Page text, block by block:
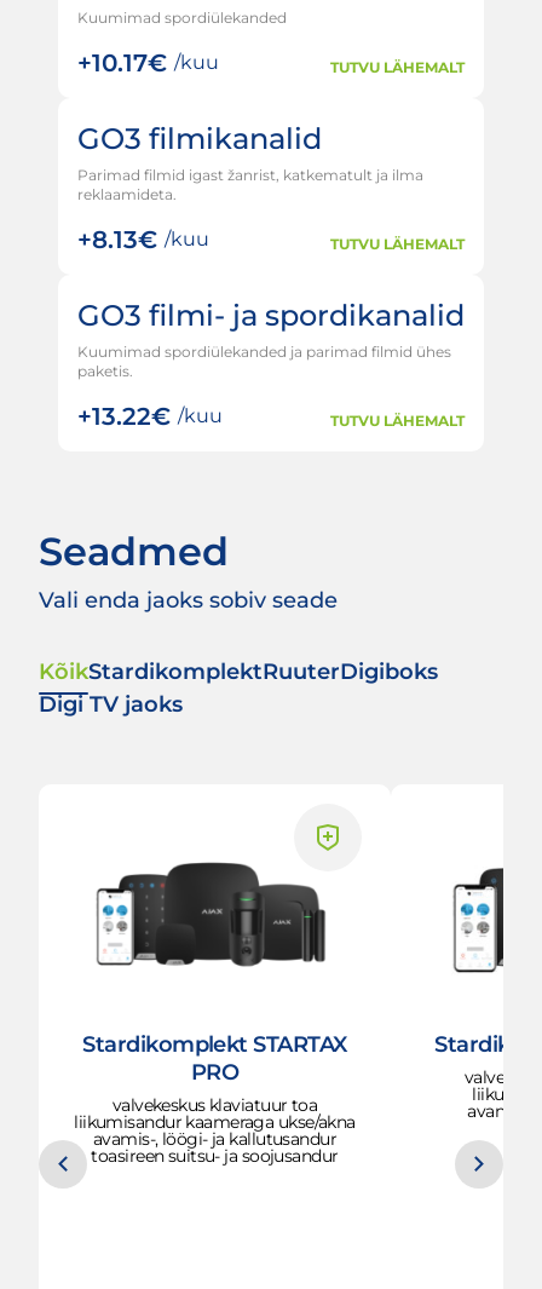
Kuumimad spordiülekanded
+10.17€ /kuu TUTVU LÄHEMALT
GO3 filmikanalid
Parimad filmid igast žanrist, katkematult ja ilma
reklaamideta.
+8.13€ /kuu TUTVU LÄHEMALT
GO3 filmi- ja spordikanalid
Kuumimad spordiülekanded ja parimad filmid ühes
paketis.
+13.22€ /kuu TUTVU LÄHEMALT
Seadmed
Vali enda jaoks sobiv seade
KõikStardikomplektRuuterDigiboks
Digi TV jaoks
Stardikomplekt STARTAX
PRO
valvekeskus klaviatuur toa
liikumisandur kaameraga ukse/akna
avamis-, löögi- ja kallutusandur
toasireen suitsu- ja soojusandur